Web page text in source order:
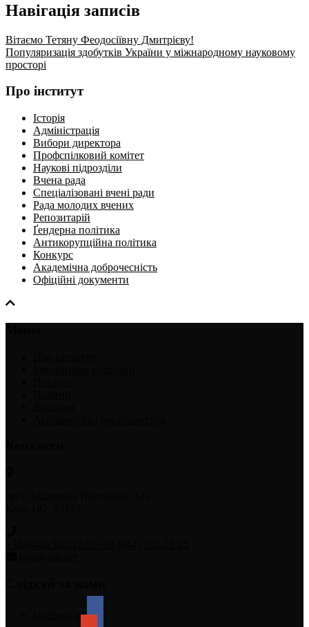
Навігація записів
Вітаємо Тетяну Феодосіївну Дмитрієву!
Популяризація здобутків України у міжнародному науковому
просторі
Про інститут
Історія
Адміністрація
Вибори директора
Профспілковий комітет
Наукові підрозділи
Вчена рада
Спеціалізовані вчені ради
Рада молодих вчених
Репозитарій
Ґендерна політика
Антикорупційна політика
Конкурс
Академічна доброчесність
Офіційні документи
facebook-alt